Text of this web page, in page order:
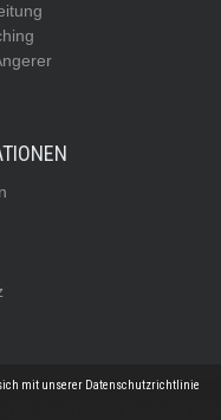
mit unserer Datenschutzrichtlinie